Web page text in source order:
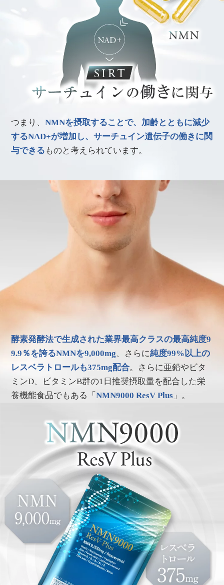
つまり、NMNを摂取することで、加齢とともに減少
するNAD+が増加し、サーチュイン遺伝子の働きに関
与できる ものと考えられています。
酵素発酵法で生成された業界最高クラスの最高純度9
9.9％を誇るNMNを9,000mg、さらに純度99%以上の
レスベラトロールも375mg配合。さらに亜鉛やビタ
ミンD、ビタミンB群の1日推奨摂取量を配合した栄
養機能食品でもある「NMN9000 ResV Plus 」。